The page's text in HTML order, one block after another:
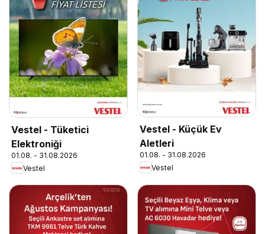
Vestel - Tüketici
Elektroniği
01.08. - 31.08.2026
Vestel
Vestel - Küçük Ev
Aletleri
01.08. - 31.08.2026
Vestel